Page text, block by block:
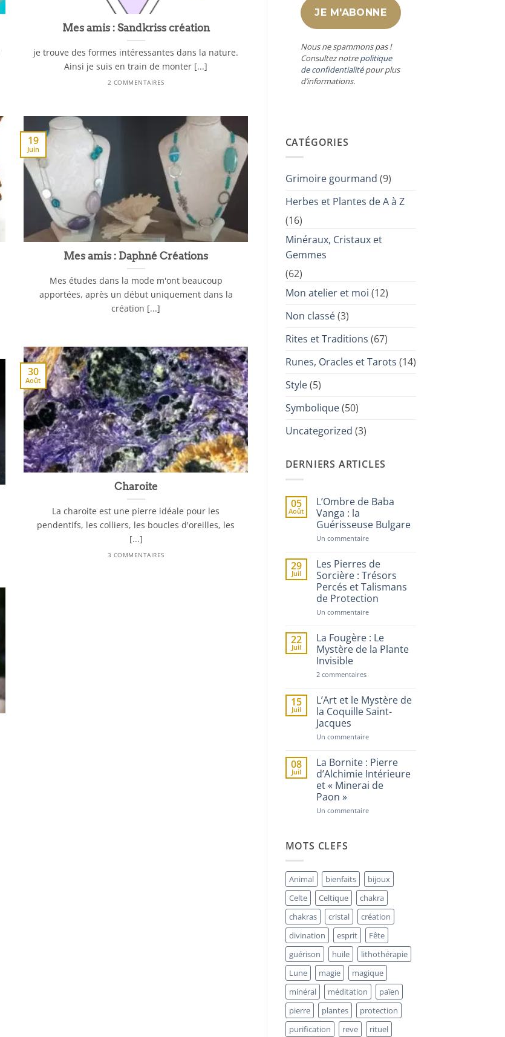
Mes amis : Sandkriss création
je trouve des formes intéressantes dans la nature.
Ainsi je suis en train de monter [...]
2 COMMENTAIRES
Mes amis : Daphné Créations
Mes études dans la mode m'ont beaucoup
apportées, après un début uniquement dans la
création [...]
19
Juin
Charoite
La charoite est une pierre idéale pour les
pendentifs, les colliers, les boucles d'oreilles, les
[...]
3 COMMENTAIRES
30
Août
Nous ne spammons pas !
Consultez notrepolitique
de confidentialitépour plus
d’informations.
CATÉGORIES
Grimoire gourmand (9)
Herbes et Plantes de A à Z
(16)
Minéraux, Cristaux et
Gemmes
(62)
Mon atelier et moi (12)
Non classé(3)
Rites et Traditions (67)
Runes, Oracles et Tarots (14)
Style(5)
Symbolique(50)
Uncategorized (3)
DERNIERS ARTICLES
05
Août
L’Ombre de Baba
Vanga : la
Guérisseuse Bulgare
Un commentairesur
Baba
Vanga
:
la
Guérisseuse
Bulgare
29
Juil
Les Pierres de
Sorcière : Trésors
Percés et Talismans
de Protection
Un commentairesur
de
Sorcière
Protection
22
Juil
La Fougère : Le
Mystère de la Plante
Invisible
2 commentairessur
:
Le
Mystère
Plante
15
Juil
L’Art et le Mystère de
la Coquille Saint-
Jacques
Un commentairesur
le
Mystère
de
la
Coquille
08
Juil
La Bornite : Pierre
d’Alchimie Intérieure
et « Minerai de
Paon »
Un commentairesur
« Minerai
de
Paon »
MOTS CLEFS
Animal bienfaits
bijoux
Celte
Celtique
chakra
chakras
cristal
création
divination
esprit
Fête
guérison
huile
lithothérapie
Lune
magie
magique
minéral
méditation
païen
pierre
plantes
protection
purification
reve
rituel